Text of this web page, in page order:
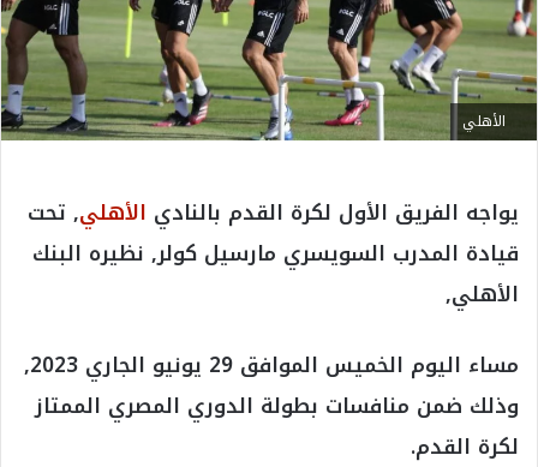
الأهلي
يواجه الفريق الأول لكرة القدم بالنادي الأهلي, تحت
قيادة المدرب السويسري مارسيل كولر, نظيره البنك
الأهلي,
مساء اليوم الخميس الموافق 29 يونيو الجاري 2023,
وذلك ضمن منافسات بطولة الدوري المصري الممتاز
لكرة القدم.